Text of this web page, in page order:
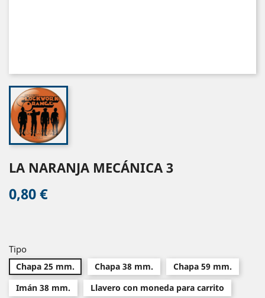
LA NARANJA MECÁNICA 3
0,80 €
Tipo
Chapa 25 mm. Chapa 38 mm.
Chapa 59 mm.
Imán 38 mm.
Llavero con moneda para carrito